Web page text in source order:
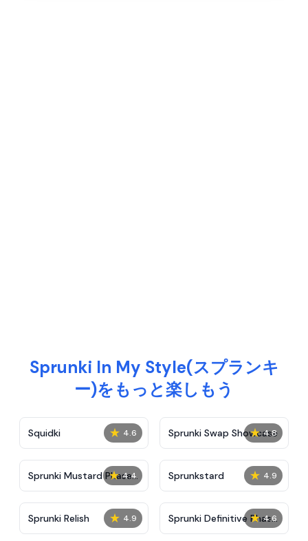
Sprunki In My Style(スプランキ
ー)をもっと楽しもう
★ 4.6
Squidki ★ 4.8
Sprunki Swap Showcase
★ 4.4
Sprunki Mustard Phase
2
★ 4.9
Sprunkstard
★ 4.9
Sprunki Relish ★ 4.6
Sprunki Definitive Phase
7